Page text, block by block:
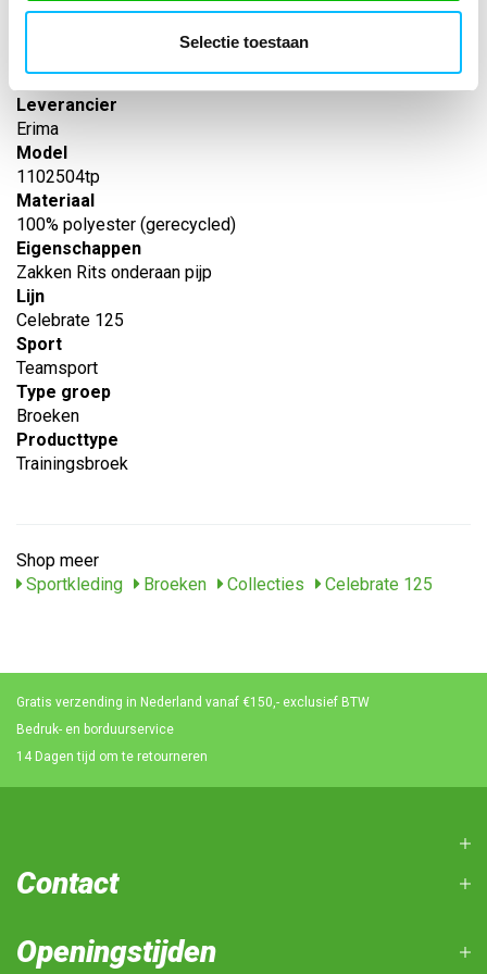
Selectie toestaan
Artikelnummer
Leverancier
Erima
Model
1102504tp
Materiaal
100% polyester (gerecycled)
Eigenschappen
Zakken Rits onderaan pijp
Lijn
Celebrate 125
Sport
Teamsport
Type groep
Broeken
Producttype
Trainingsbroek
Shop meer
Sportkleding
Broeken Collecties Celebrate 125
Gratis verzending in Nederland vanaf €150,- exclusief BTW
Bedruk- en borduurservice
14 Dagen tijd om te retourneren
Contact
Openingstijden